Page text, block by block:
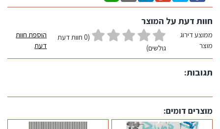
חוות דעת על המוצר
ממוצע דירוג
מוצר
(0 חוות דעת
גולשים)
הוספת חוות
דעת
תגובות:
מוצרים דומים: